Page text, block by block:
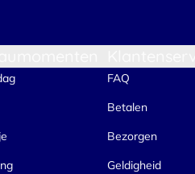
FAQ
Betalen
Bezorgen
Geldigheid